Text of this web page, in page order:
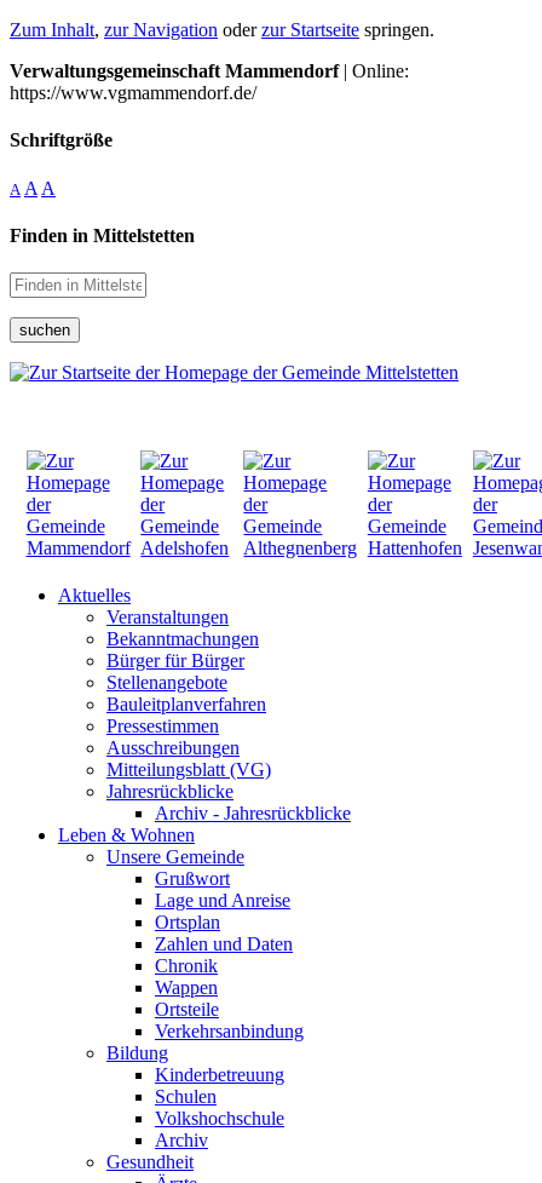
Zum Inhalt, zur Navigation oderzur Startseite springen.
Verwaltungsgemeinschaft Mammendorf| Online:
https://www.vgmammendorf.de/
Schriftgröße
A A A
Finden in Mittelstetten
suchen
Aktuelles
Veranstaltungen
Bekanntmachungen
Bürger für Bürger
Stellenangebote
Bauleitplanverfahren
Pressestimmen
Ausschreibungen
Mitteilungsblatt (VG)
Jahresrückblicke
Archiv - Jahresrückblicke
Leben & Wohnen
Unsere Gemeinde
Grußwort
Lage und Anreise
Ortsplan
Zahlen und Daten
Chronik
Wappen
Ortsteile
Verkehrsanbindung
Bildung
Kinderbetreuung
Schulen
Volkshochschule
Archiv
Gesundheit